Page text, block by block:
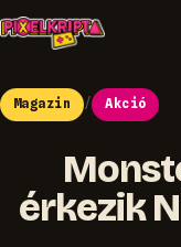
Magazin / Akció
érkezik